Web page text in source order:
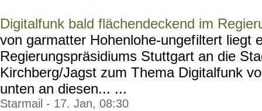
Digitalfunk bald flächendeckend im
von garmatter Hohenlohe-ungefiltert liegt
Regierungspräsidiums Stuttgart an die
Kirchberg/Jagst zum Thema Digitalfunk
unten an diesen... ...
Starmail - 17. Jan, 08:30